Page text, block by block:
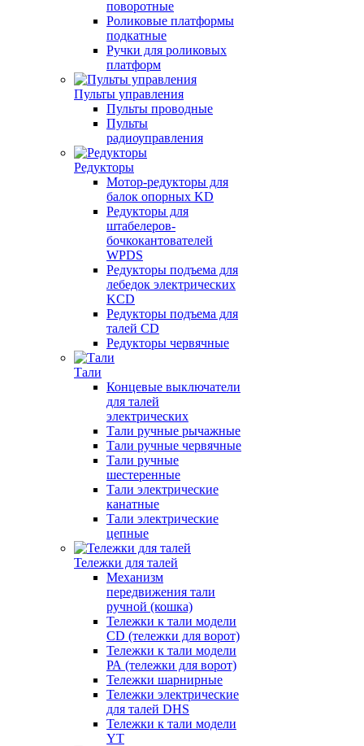
поворотные
Роликовые платформы
подкатные
Ручки для роликовых
платформ
Пульты управления
Пульты проводные
Пульты
радиоуправления
Редукторы
Мотор-редукторы для
балок опорных KD
Редукторы для
штабелеров-
бочкокантователей
WPDS
Редукторы подъема для
лебедок электрических
KCD
Редукторы подъема для
талей CD
Редукторы червячные
Тали
Концевые выключатели
для талей
электрических
Тали ручные рычажные
Тали ручные червячные
Тали ручные
шестеренные
Тали электрические
канатные
Тали электрические
цепные
Тележки для талей
Механизм
передвижения тали
ручной (кошка)
Тележки к тали модели
CD (тележки для ворот)
Тележки к тали модели
РА (тележки для ворот)
Тележки шарнирные
Тележки электрические
для талей DHS
Тележки к тали модели
YT